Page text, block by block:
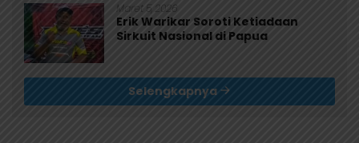
Maret 5, 2026
Erik Warikar Soroti Ketiadaan
Sirkuit Nasional di Papua
Selengkapnya